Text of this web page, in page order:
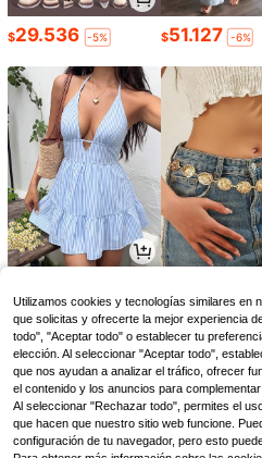
$29.536 -5% $51.127 -6%
Utilizamos cookies y tecnologías similares en
que solicitas y ofrecerte la mejor experiencia
todo", "Aceptar todo" o establecer tu
elección. Al seleccionar "Aceptar todo",
que nos ayudan a analizar el tráfico, ofrecer
el contenido y los anuncios para
Al seleccionar "Rechazar todo", permites el
que hacen que nuestro sitio web funcione.
configuración de tu navegador, pero esto